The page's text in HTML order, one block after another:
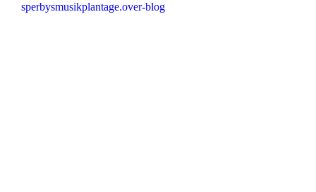
sperbysmusikplantage.over-blog